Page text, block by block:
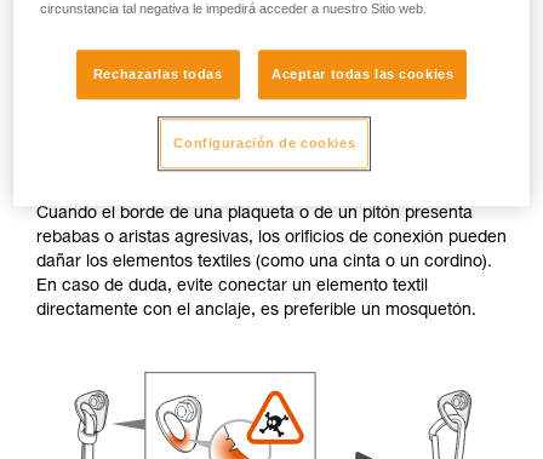
Rebabas y aristas agresivas
Cuando el borde de una plaqueta o de un pitón presenta
rebabas o aristas agresivas, los orificios de conexión pueden
dañar los elementos textiles (como una cinta o un cordino).
En caso de duda, evite conectar un elemento textil
directamente con el anclaje, es preferible un mosquetón.
circunstancia tal negativa le impedirá acceder a nuestro Sitio web.
Rechazarlas todas Aceptar todas las cookies
Configuración de cookies